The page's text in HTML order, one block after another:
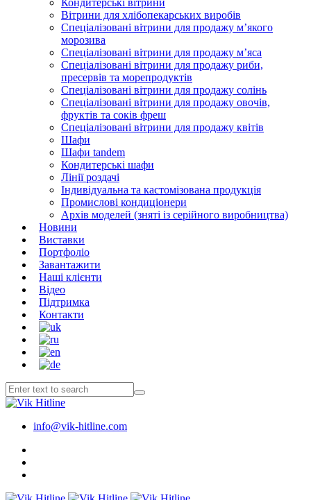
Кондитерські вітрини
Вітрини для хлібопекарських виробів
Спеціалізовані вітрини для продажу м’якого
морозива
Спеціалізовані вітрини для продажу м’яса
Спеціалізовані вітрини для продажу риби,
пресервів та морепродуктів
Спеціалізовані вітрини для продажу солінь
Спеціалізовані вітрини для продажу овочів,
фруктів та соків фреш
Спеціалізовані вітрини для продажу квітів
Шафи
Шафи tandem
Кондитерські шафи
Лінії роздачі
Індивідуальна та кастомізована продукція
Промислові кондиціонери
Архів моделей (зняті із серійного виробництва)
Новини
Виставки
Портфоліо
Завантажити
Наші клієнти
Відео
Підтримка
Контакти
info@vik-hitline.com